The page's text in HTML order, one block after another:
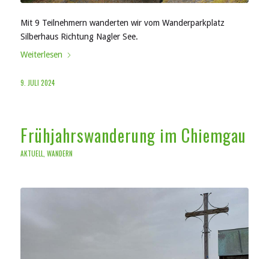
Mit 9 Teilnehmern wanderten wir vom Wanderparkplatz
Silberhaus Richtung Nagler See.
Weiterlesen
9. JULI 2024
Frühjahrswanderung im Chiemgau
AKTUELL WANDERN